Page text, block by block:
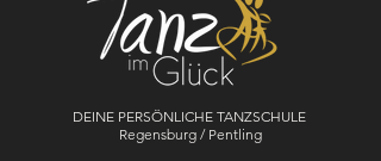
DEINE PERSÖNLICHE TANZSCHULE
Regensburg / Pentling